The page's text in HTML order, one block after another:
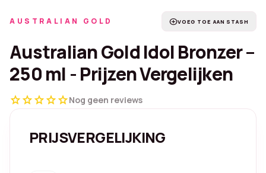
AUSTRALIAN GOLD add_circleVOEG TOE AAN STASH
Australian Gold Idol Bronzer –
250 ml - Prijzen Vergelijken
starstarstarstarstarNog geen reviews
PRIJSVERGELIJKING